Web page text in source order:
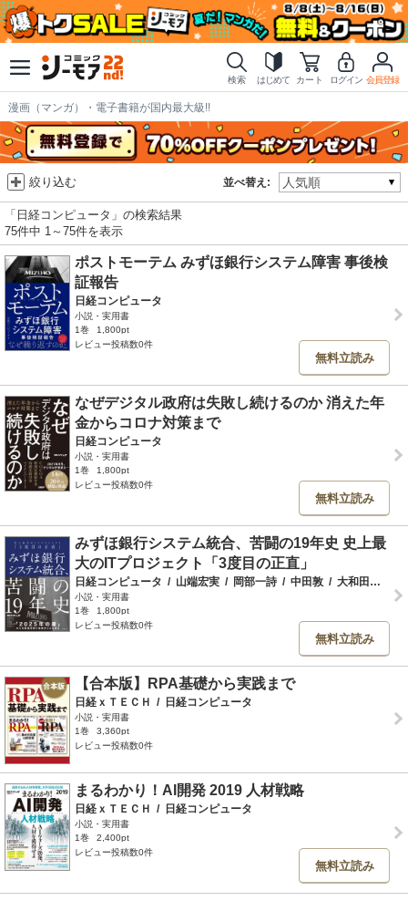
検索 はじめて カート ログイン 会員登録
漫画（マンガ）・電子書籍が国内最大級!!
並べ替え:
絞り込む
「日経コンピュータ」の検索結果
75件中 1～75件を表示
ポストモーテム みずほ銀行システム障害 事後検
証報告
日経コンピュータ
小説・実用書
1巻
1,800pt
レビュー投稿数0件
無料立読み
なぜデジタル政府は失敗し続けるのか 消えた年
金からコロナ対策まで
日経コンピュータ
小説・実用書
1巻
1,800pt
レビュー投稿数0件
無料立読み
みずほ銀行システム統合、苦闘の19年史 史上最
大のITプロジェクト「3度目の正直」
日経コンピュータ / 山端宏実 / 岡部一詩 / 中田敦 / 大和田尚孝
小説・実用書
1巻
1,800pt
レビュー投稿数0件
無料立読み
【合本版】RPA基礎から実践まで
日経ｘＴＥＣＨ / 日経コンピュータ
小説・実用書
1巻
3,360pt
レビュー投稿数0件
まるわかり！AI開発 2019 人材戦略
日経ｘＴＥＣＨ / 日経コンピュータ
小説・実用書
1巻
2,400pt
レビュー投稿数0件
無料立読み